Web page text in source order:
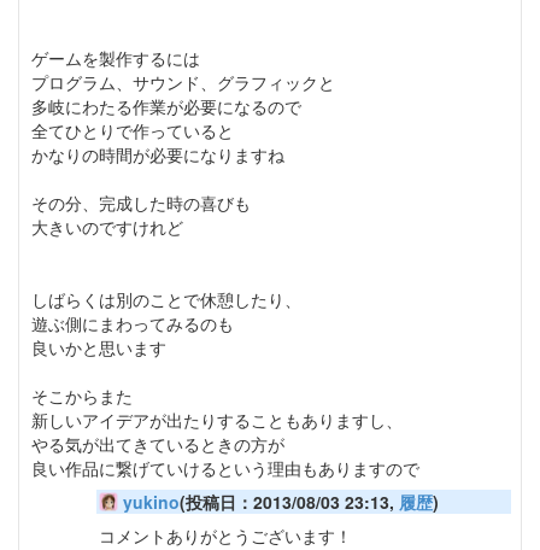
ゲームを製作するには
プログラム、サウンド、グラフィックと
多岐にわたる作業が必要になるので
全てひとりで作っていると
かなりの時間が必要になりますね
その分、完成した時の喜びも
大きいのですけれど
しばらくは別のことで休憩したり、
遊ぶ側にまわってみるのも
良いかと思います
そこからまた
新しいアイデアが出たりすることもありますし、
やる気が出てきているときの方が
良い作品に繋げていけるという理由もありますので
yukino(投稿日：2013/08/03 23:13, 履歴)
コメントありがとうございます！